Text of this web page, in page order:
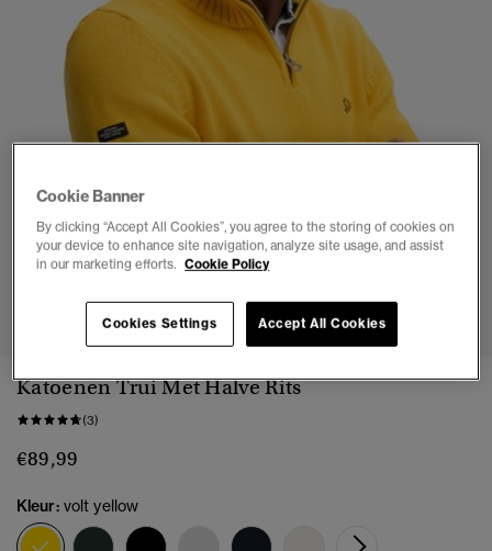
Katoenen Trui Met Halve Rits
(3)
€89,99
Kleur: volt yellow
geselecteerd
Cookie Banner
By clicking “Accept All Cookies”, you agree to the storing of cookies on
your device to enhance site navigation, analyze site usage, and assist
in our marketing efforts. Cookie Policy
Cookies Settings Accept All Cookies